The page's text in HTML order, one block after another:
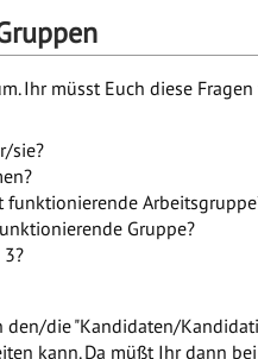
Ihr müsst Euch diese
sie?
funktionierende
Gruppe?
die "Kandidaten/
kann. Da müßt Ihr dann